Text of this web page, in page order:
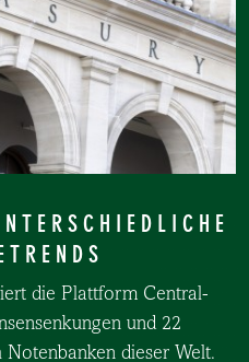
die Plattform Central-
und 22
Notenbanken dieser Welt.